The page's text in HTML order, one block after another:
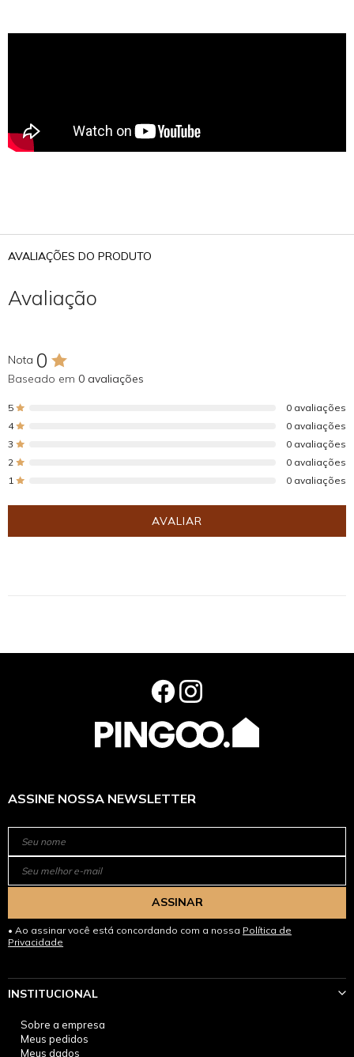
AVALIAÇÕES DO PRODUTO
Avaliação
Nota 0
Baseado em0 avaliações
5
0 avaliações
4
0 avaliações
3
0 avaliações
2
0 avaliações
1
0 avaliações
AVALIAR
ASSINE NOSSA NEWSLETTER
ASSINAR
Ao assinar você está concordando com a nossa Política de
Privacidade
INSTITUCIONAL
Sobre a empresa
Meus pedidos
Meus dados